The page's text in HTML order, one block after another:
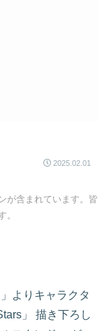
2025.02.01
が含まれています。皆
。
よりキャラクタ
」 描き下ろし